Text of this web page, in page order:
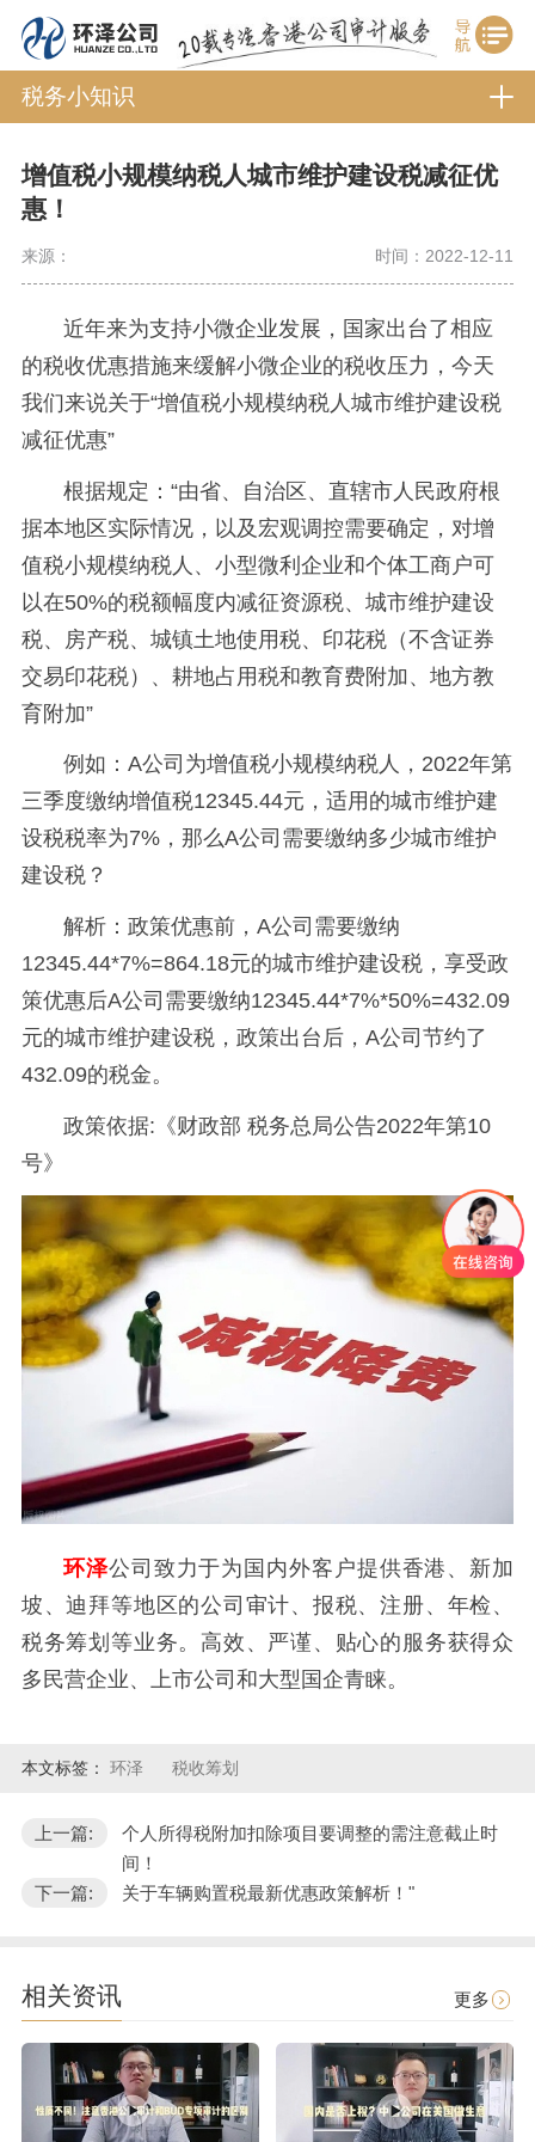
税务小知识
增值税小规模纳税人城市维护建设税减征优
惠！
来源： 时间：2022-12-11
近年来为支持小微企业发展，国家出台了相应
的税收优惠措施来缓解小微企业的税收压力，今天
我们来说关于“增值税小规模纳税人城市维护建设税
减征优惠”
根据规定：“由省、自治区、直辖市人民政府根
据本地区实际情况，以及宏观调控需要确定，对增
值税小规模纳税人、小型微利企业和个体工商户可
以在50%的税额幅度内减征资源税、城市维护建设
税、房产税、城镇土地使用税、印花税（不含证券
交易印花税）、耕地占用税和教育费附加、地方教
育附加”
例如：A公司为增值税小规模纳税人，2022年第
三季度缴纳增值税12345.44元，适用的城市维护建
设税税率为7%，那么A公司需要缴纳多少城市维护
建设税？
解析：政策优惠前，A公司需要缴纳
12345.44*7%=864.18元的城市维护建设税，享受政
策优惠后A公司需要缴纳12345.44*7%*50%=432.09
元的城市维护建设税，政策出台后，A公司节约了
432.09的税金。
政策依据:《财政部 税务总局公告2022年第10
号》
环泽公司致力于为国内外客户提供香港、新加
坡、迪拜等地区的公司审计、报税、注册、年检、
税务筹划等业务。高效、严谨、贴心的服务获得众
多民营企业、上市公司和大型国企青睐。
本文标签： 环泽 税收筹划
上一篇:
个人所得税附加扣除项目要调整的需注意截止时
间！
下一篇:
关于车辆购置税最新优惠政策解析！"
相关资讯 更多